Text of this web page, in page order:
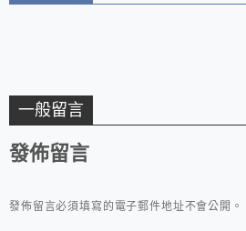
一般留言
發佈留言
發佈留言必須填寫的電子郵件地址不會公開。